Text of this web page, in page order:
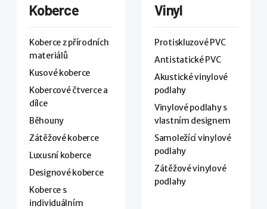
Koberce
Koberce z přírodních
materiálů
Kusové koberce
Kobercové čtverce a
dílce
Běhouny
Zátěžové koberce
Luxusní koberce
Designové koberce
Koberce s
individuálním
Vinyl
Protiskluzové PVC
Antistatické PVC
Akustické vinylové
podlahy
Vinylové podlahy s
vlastním designem
Samoležící vinylové
podlahy
Zátěžové vinylové
podlahy